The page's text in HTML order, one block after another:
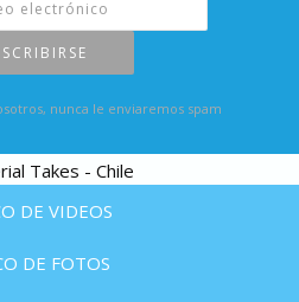
nunca le enviaremos spam
DE VIDEOS
DE FOTOS